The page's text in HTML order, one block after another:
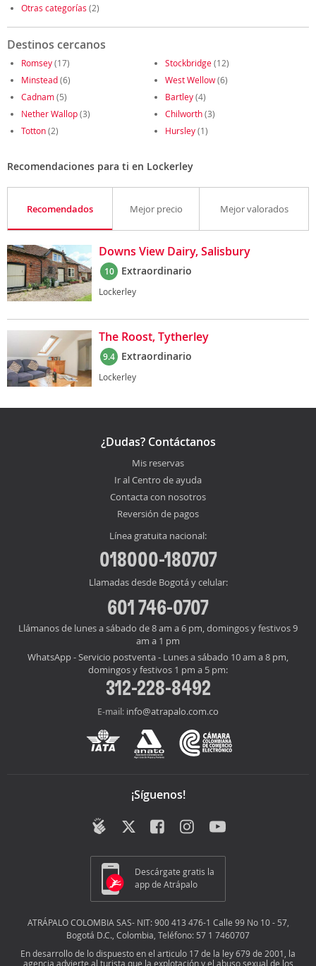
Otras categorías (2)
Destinos cercanos
Romsey(17) Stockbridge(12)
Minstead(6) West Wellow(6)
Cadnam(5) Bartley(4)
Nether Wallop(3) Chilworth(3)
Totton(2) Hursley(1)
Recomendaciones para ti en Lockerley
Recomendados Mejor precio Mejor valorados
Downs View Dairy, Salisbury
10 Extraordinario
Lockerley
The Roost, Tytherley
9.4 Extraordinario
Lockerley
¿Dudas? Contáctanos
Mis reservas
Ir al Centro de ayuda
Contacta con nosotros
Reversión de pagos
Línea gratuita nacional:
018000-180707
Llamadas desde Bogotá y celular:
601 746-0707
Llámanos de lunes a sábado de 8 am a 6 pm, domingos y festivos 9
am a 1 pm
WhatsApp - Servicio postventa - Lunes a sábado 10 am a 8 pm,
domingos y festivos 1 pm a 5 pm:
312-228-8492
E-mail: info@atrapalo.com.co
¡Síguenos!
Descárgate gratis la
app de Atrápalo
ATRÁPALO COLOMBIA SAS- NIT: 900 413 476-1 Calle 99 No 10 - 57,
Bogotá D.C., Colombia, Teléfono: 57 1 7460707
En desarrollo de lo dispuesto en el articulo 17 de la ley 679 de 2001, la
agencia advierte al turista que la explotación y el abuso sexual de los